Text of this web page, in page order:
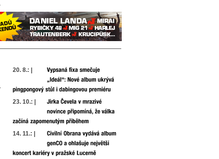
20. 8.: |
23. 10.: |
14. 11.: |